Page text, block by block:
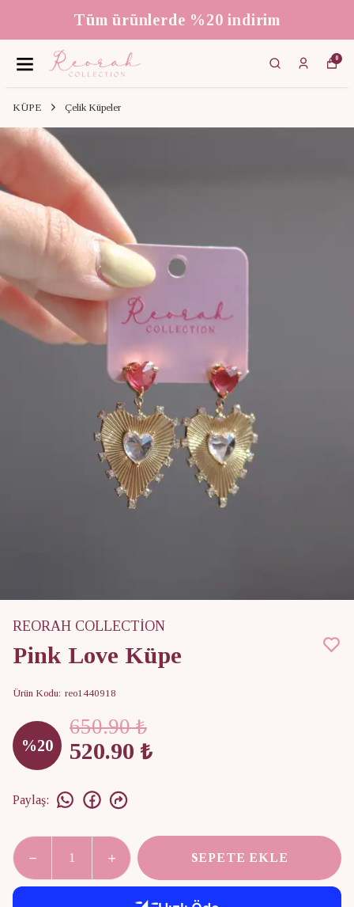
Tüm ürünlerde %20 indirim
0
KÜPE Çelik Küpeler
REORAH COLLECTİON
Pink Love Küpe
Ürün Kodu: reo1440918
%20
650.90 ₺
520.90 ₺
Paylaş:
SEPETE EKLE